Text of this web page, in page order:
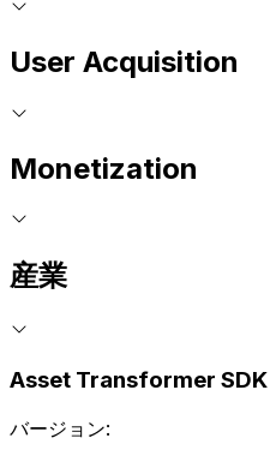
User Acquisition
Monetization
産業
Asset Transformer SDK
バージョン: